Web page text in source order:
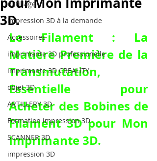
outillage
impression 3D à la demande
Accessoires
imprimante 3D professionelle
imprimante 3D CREALITY
objet 3D
ARTILLERY 3D
Formation impression 3D
SCANNER 3D
impression 3D
3D.
Le Filament : La
Matière Première de la
Transmutation,
Acheter des Bobines de
Filament 3D pour Mon
Imprimante 3D.